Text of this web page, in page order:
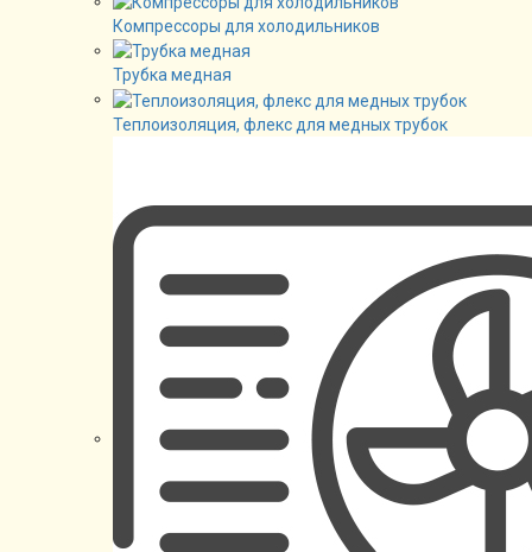
Компрессоры для холодильников
Трубка медная
Теплоизоляция, флекс для медных трубок